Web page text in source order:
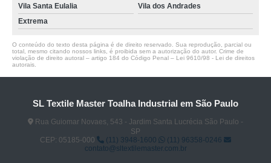
Vila Santa Eulalia
Vila dos Andrades
Extrema
O conteúdo do texto desta página é de direito reservado. Sua reprodução, parcial ou
total, mesmo citando nossos links, é proibida sem a autorização do autor. Crime de
violação de direito autoral – artigo 184 do Código Penal – Lei 9610/98 - Lei de direitos
autorais
SL Textile Master Toalha Industrial em São Paulo
Rua Guiomar Novaes, 543 - Jardim Santa Lucrécia São Paulo -
SP
CEP: 05185-000
(11) 3948-1600
(11) 96358-0246
contato@sltextilemaster.com.br